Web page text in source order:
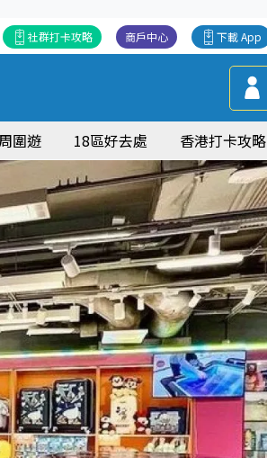
下載 App
商戶中心
社群打卡攻略
圍遊 18區好去處 香港打卡攻略